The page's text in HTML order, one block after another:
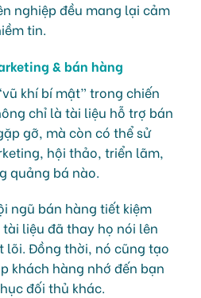
nghiệp đều mang lại cảm
tin.
& bán hàng
khí bí mật” trong chiến
chỉ là tài liệu hỗ trợ bán
gỡ, mà còn có thể sử
hội thảo, triển lãm,
quảng bá nào.
ngũ bán hàng tiết kiệm
liệu đã thay họ nói lên
lõi. Đồng thời, nó cũng tạo
khách hàng nhớ đến bạn
đối thủ khác.